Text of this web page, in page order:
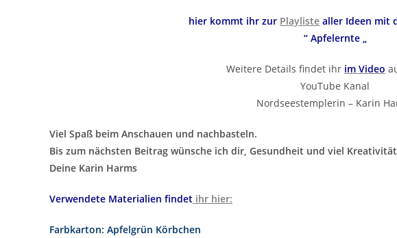
hier kommt ihr zur Playliste aller Ideen mit
“ Apfelernte „
Weitere Details findet ihr im Video
YouTube Kanal
Nordseestemplerin – Karin
Viel Spaß beim Anschauen und nachbasteln.
Bis zum nächsten Beitrag wünsche ich dir, Gesundheit und viel
Deine Karin Harms
Verwendete Materialien findet ihr hier:
Farbkarton: Apfelgrün Körbchen